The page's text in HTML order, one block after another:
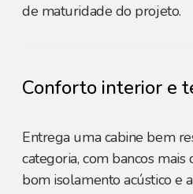
de maturidade do projeto.
Conforto interior e
Entrega uma cabine bem
categoria, com bancos mais
bom isolamento acústico e